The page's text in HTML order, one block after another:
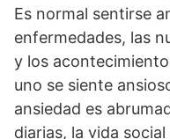
Es normal sentirse
enfermedades, las
y los
uno se siente
ansiedad es
diarias, la vida